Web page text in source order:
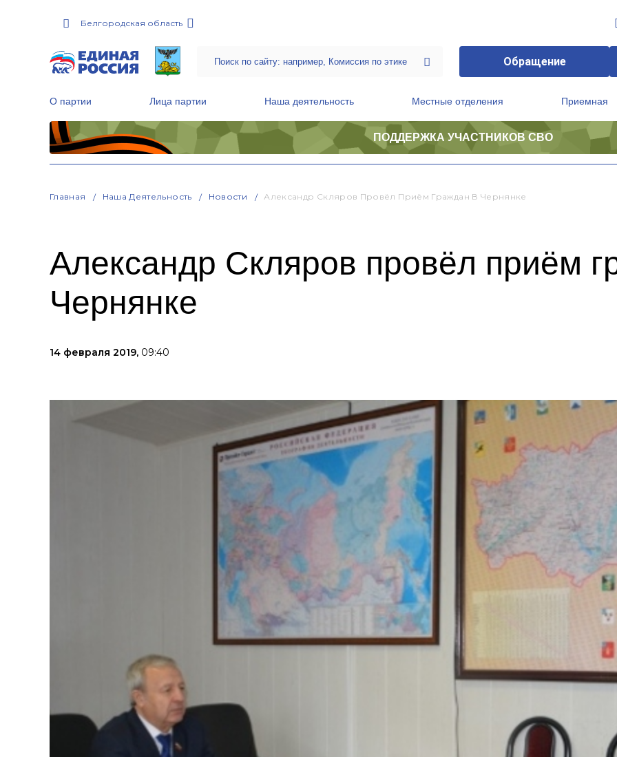
Белгородская область
Обращение
О партии Лица партии Наша деятельность Местные отделения Приемная
ПОДДЕРЖКА УЧАСТНИКОВ СВО
Главная Наша Деятельность Новости Александр Скляров Провёл Приём Граждан В Чернянке
Александр Скляров провёл приём
Чернянке
14 февраля 2019, 09:40